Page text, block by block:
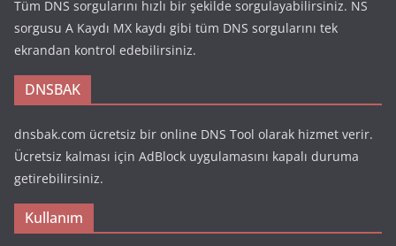
Tüm DNS sorgularını hızlı bir şekilde sorgulayabilirsiniz. NS
sorgusu A Kaydı MX kaydı gibi tüm DNS sorgularını tek
ekrandan kontrol edebilirsiniz.
DNSBAK
dnsbak.com ücretsiz bir online DNS Tool olarak hizmet verir.
Ücretsiz kalması için AdBlock uygulamasını kapalı duruma
getirebilirsiniz.
Kullanım